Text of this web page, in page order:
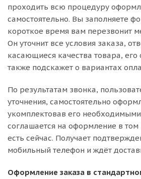
проходить всю процедуру
самостоятельно. Вы заполняете
короткое время вам перезвонит
Он уточнит все условия заказа,
касающиеся качества товара, его
также подскажет о вариантах
По результатам звонка,
уточнения, самостоятельно
укомплектовав его
соглашается на оформление в
есть сейчас. Получает
мобильный телефон и ждёт
Оформление заказа в